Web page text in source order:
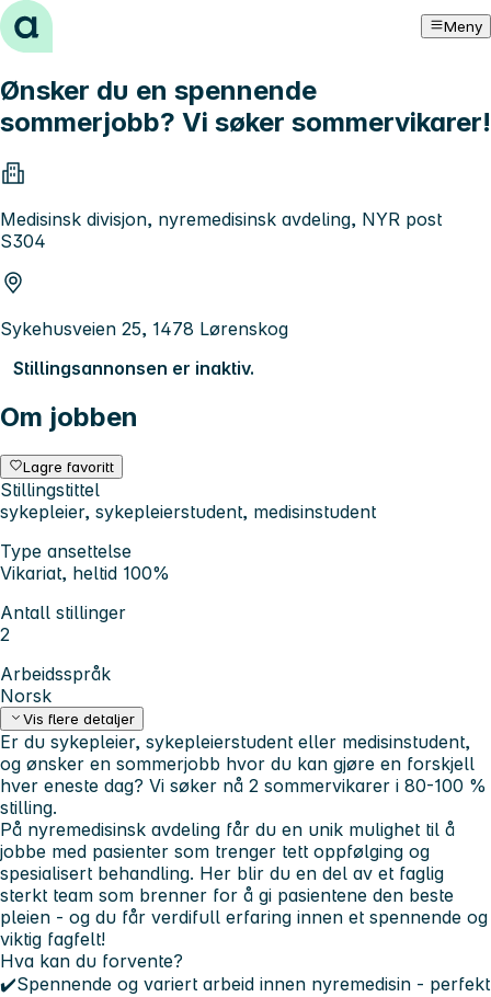
Hopp til innhold Meny
Ønsker du en spennende
sommerjobb? Vi søker sommervikarer!
Medisinsk divisjon, nyremedisinsk avdeling, NYR post
S304
Sykehusveien 25, 1478 Lørenskog
Stillingsannonsen er inaktiv.
Om jobben
Lagre favoritt
Stillingstittel
sykepleier, sykepleierstudent, medisinstudent
Type ansettelse
Vikariat, heltid 100%
Antall stillinger
2
Arbeidsspråk
Norsk
Vis flere detaljer
Er du sykepleier, sykepleierstudent eller medisinstudent,
og ønsker en sommerjobb hvor du kan gjøre en forskjell
hver eneste dag? Vi søker nå 2 sommervikarer i 80-100 %
stilling.
På nyremedisinsk avdeling får du en unik mulighet til å
jobbe med pasienter som trenger tett oppfølging og
spesialisert behandling. Her blir du en del av et faglig
sterkt team som brenner for å gi pasientene den beste
pleien - og du får verdifull erfaring innen et spennende og
viktig fagfelt!
Hva kan du forvente?
✔️Spennende og variert arbeid innen nyremedisin - perfekt